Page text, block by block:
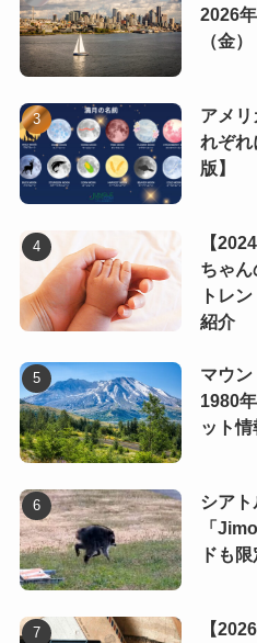
2026
（金）
アメ
れぞれ
版】
【
ちゃ
トレ
紹介
マウン
1980
ット情
シアト
「
ドも
【